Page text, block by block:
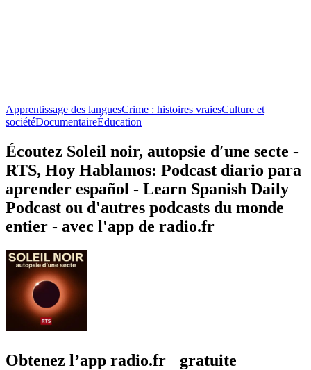
Apprentissage des languesCrime : histoires vraiesCulture et
sociétéDocumentaireÉducation
Écoutez Soleil noir, autopsie dʹune secte ‐
RTS, Hoy Hablamos: Podcast diario para
aprender español - Learn Spanish Daily
Podcast ou d'autres podcasts du monde
entier - avec l'app de radio.fr
Obtenez l’app radio.fr gratuite